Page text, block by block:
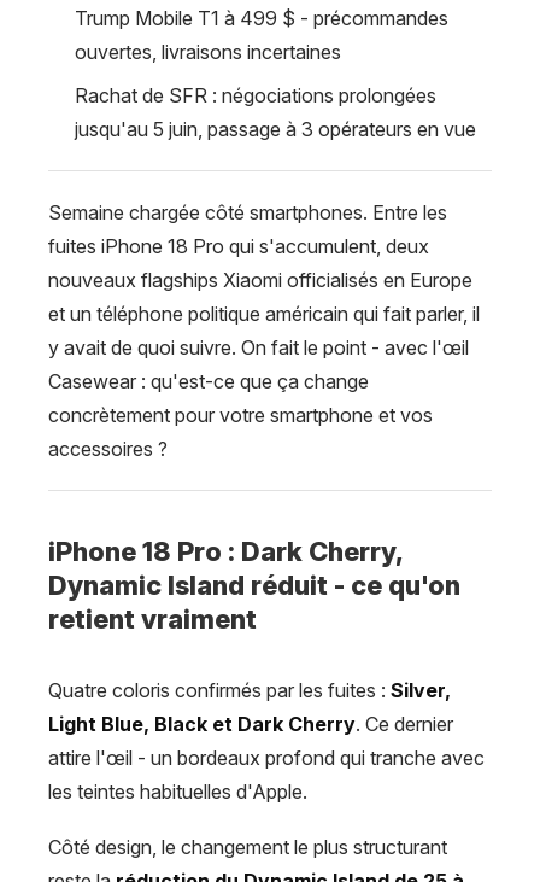
Trump Mobile T1 à 499 $ - précommandes
ouvertes, livraisons incertaines
Rachat de SFR : négociations prolongées
jusqu'au 5 juin, passage à 3 opérateurs en vue
Semaine chargée côté smartphones. Entre les
fuites iPhone 18 Pro qui s'accumulent, deux
nouveaux flagships Xiaomi officialisés en Europe
et un téléphone politique américain qui fait parler, il
y avait de quoi suivre. On fait le point - avec l'œil
Casewear : qu'est-ce que ça change
concrètement pour votre smartphone et vos
accessoires ?
iPhone 18 Pro : Dark Cherry,
Dynamic Island réduit - ce qu'on
retient vraiment
Quatre coloris confirmés par les fuites : Silver,
Light Blue, Black et Dark Cherry. Ce dernier
attire l'œil - un bordeaux profond qui tranche avec
les teintes habituelles d'Apple.
Côté design, le changement le plus structurant